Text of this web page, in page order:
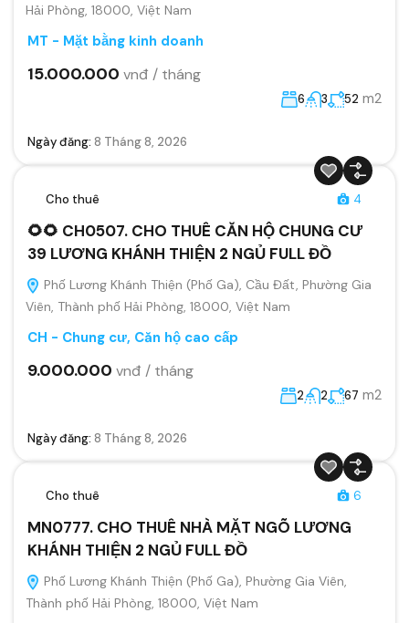
Hải Phòng, 18000, Việt Nam
MT - Mặt bằng kinh doanh
15.000.000 vnđ / tháng
6 3 52 m2
Ngày đăng: 8 Tháng 8, 2026
Cho thuê 4
🌻🌻 CH0507. CHO THUÊ CĂN HỘ CHUNG CƯ
39 LƯƠNG KHÁNH THIỆN 2 NGỦ FULL ĐỒ
Phố Lương Khánh Thiện (Phố Ga), Cầu Đất, Phường Gia
Viên, Thành phố Hải Phòng, 18000, Việt Nam
CH - Chung cư, Căn hộ cao cấp
9.000.000 vnđ / tháng
2 2 67 m2
Ngày đăng: 8 Tháng 8, 2026
Cho thuê 6
MN0777. CHO THUÊ NHÀ MẶT NGÕ LƯƠNG
KHÁNH THIỆN 2 NGỦ FULL ĐỒ
Phố Lương Khánh Thiện (Phố Ga), Phường Gia Viên,
Thành phố Hải Phòng, 18000, Việt Nam